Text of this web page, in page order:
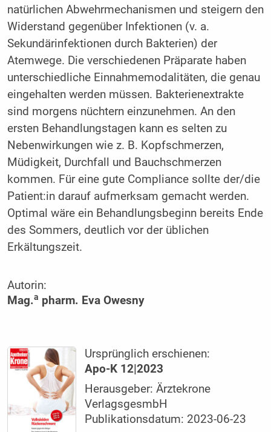
natürlichen Abwehrmechanismen und steigern den
Widerstand gegenüber Infektionen (v. a.
Sekundärinfektionen durch Bakterien) der
Atemwege. Die verschiedenen Präparate haben
unterschiedliche Einnahmemodalitäten, die genau
eingehalten werden müssen. Bakterienextrakte
sind morgens nüchtern einzunehmen. An den
ersten ­Behandlungstagen kann es selten zu
Nebenwirkungen wie z. B. Kopfschmerzen,
Müdigkeit, Durchfall und Bauchschmerzen
kommen. Für eine gute Compliance sollte der/die
Patient:in darauf aufmerksam gemacht werden.
Optimal wäre ein Behandlungsbeginn bereits Ende
des ­Sommers, deutlich vor der üblichen
Erkältungszeit.
Autorin:
Mag.a pharm. Eva Owesny
Ursprünglich erschienen:
Apo-K 12|2023
Herausgeber: Ärztekrone
VerlagsgesmbH
Publikationsdatum: 2023-06-23